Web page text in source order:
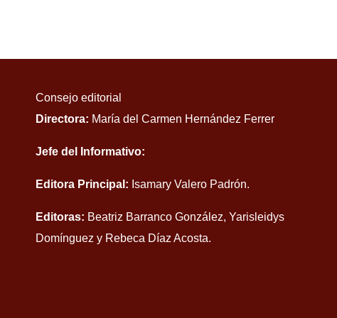
Consejo editorial
Directora: María del Carmen Hernández Ferrer
Jefe del Informativo:
Editora Principal: Isamary Valero Padrón.
Editoras: Beatriz Barranco González, Yarisleidys
Domínguez y Rebeca Díaz Acosta.